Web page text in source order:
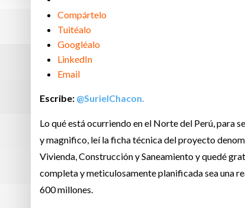
Compártelo
Tuitéalo
Googléalo
LinkedIn
Email
Escribe: @SurielChacon.
Lo qué está ocurriendo en el Norte del Perú, para
y magnifico, leí la ficha técnica del proyecto
Vivienda, Construcción y Saneamiento y quedé
completa y meticulosamente planificada sea una
600 millones.